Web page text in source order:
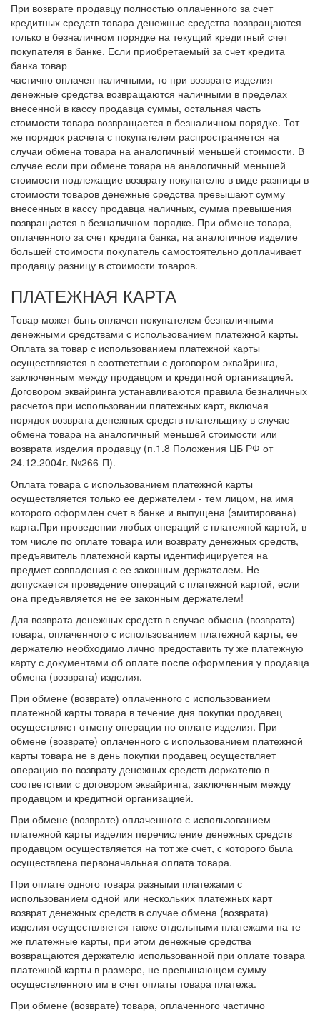
При возврате продавцу полностью оплаченного за счет
кредитных средств товара денежные средства возвращаются
только в безналичном порядке на текущий кредитный счет
покупателя в банке. Если приобретаемый за счет кредита
банка товар
частично оплачен наличными, то при возврате изделия
денежные средства возвращаются наличными в пределах
внесенной в кассу продавца суммы, остальная часть
стоимости товара возвращается в безналичном порядке. Тот
же порядок расчета с покупателем распространяется на
случаи обмена товара на аналогичный меньшей стоимости. В
случае если при обмене товара на аналогичный меньшей
стоимости подлежащие возврату покупателю в виде разницы в
стоимости товаров денежные средства превышают сумму
внесенных в кассу продавца наличных, сумма превышения
возвращается в безналичном порядке. При обмене товара,
оплаченного за счет кредита банка, на аналогичное изделие
большей стоимости покупатель самостоятельно доплачивает
продавцу разницу в стоимости товаров.
ПЛАТЕЖНАЯ КАРТА
Товар может быть оплачен покупателем безналичными
денежными средствами с использованием платежной карты.
Оплата за товар с использованием платежной карты
осуществляется в соответствии с договором эквайринга,
заключенным между продавцом и кредитной организацией.
Договором эквайринга устанавливаются правила безналичных
расчетов при использовании платежных карт, включая
порядок возврата денежных средств плательщику в случае
обмена товара на аналогичный меньшей стоимости или
возврата изделия продавцу (п.1.8 Положения ЦБ РФ от
24.12.2004г. №266-П).
Оплата товара с использованием платежной карты
осуществляется только ее держателем - тем лицом, на имя
которого оформлен счет в банке и выпущена (эмитирована)
карта.При проведении любых операций с платежной картой, в
том числе по оплате товара или возврату денежных средств,
предъявитель платежной карты идентифицируется на
предмет совпадения с ее законным держателем. Не
допускается проведение операций с платежной картой, если
она предъявляется не ее законным держателем!
Для возврата денежных средств в случае обмена (возврата)
товара, оплаченного с использованием платежной карты, ее
держателю необходимо лично предоставить ту же платежную
карту с документами об оплате после оформления у продавца
обмена (возврата) изделия.
При обмене (возврате) оплаченного с использованием
платежной карты товара в течение дня покупки продавец
осуществляет отмену операции по оплате изделия. При
обмене (возврате) оплаченного с использованием платежной
карты товара не в день покупки продавец осуществляет
операцию по возврату денежных средств держателю в
соответствии с договором эквайринга, заключенным между
продавцом и кредитной организацией.
При обмене (возврате) оплаченного с использованием
платежной карты изделия перечисление денежных средств
продавцом осуществляется на тот же счет, с которого была
осуществлена первоначальная оплата товара.
При оплате одного товара разными платежами с
использованием одной или нескольких платежных карт
возврат денежных средств в случае обмена (возврата)
изделия осуществляется также отдельными платежами на те
же платежные карты, при этом денежные средства
возвращаются держателю использованной при оплате товара
платежной карты в размере, не превышающем сумму
осуществленного им в счет оплаты товара платежа.
При обмене (возврате) товара, оплаченного частично